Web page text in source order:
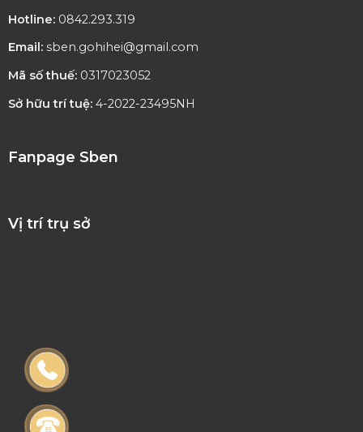
Hotline:0842.293.319
Email: sben.gohihei@gmail.com
Mã số thuế:0317023052
Sở hữu trí tuệ:4-2022-23495NH
Fanpage Sben
Vị trí trụ sở